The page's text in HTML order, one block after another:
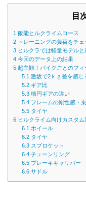
目
1 飯能ヒルクライムコース
2 トレーニングの負荷をチェ
3 ヒルクラでは軽量モデル
4 今回のデータ上の結果
5 超主観！バイクごとのフィ
5.1 激坂で2ｋｇ差を感じ
5.2 ギア比
5.3 楕円ギアの違い
5.4 フレームの剛性感・
5.5 タイヤ
6 ヒルクライム向けカスタム
6.1 ホイール
6.2 タイヤ
6.3 スプロケット
6.4 チェーンリング
6.5 ブレーキキャリパー
6.6 サドル